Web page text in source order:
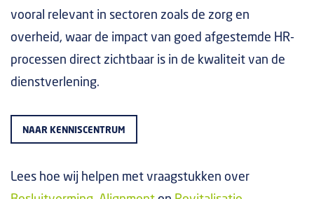
vooral relevant in sectoren zoals de zorg en
overheid, waar de impact van goed afgestemde HR-
processen direct zichtbaar is in de kwaliteit van de
dienstverlening.
NAAR KENNISCENTRUM
Lees hoe wij helpen met vraagstukken over